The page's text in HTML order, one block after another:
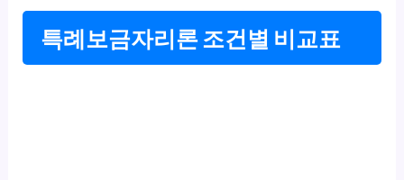
특례보금자리론 조건별 비교표